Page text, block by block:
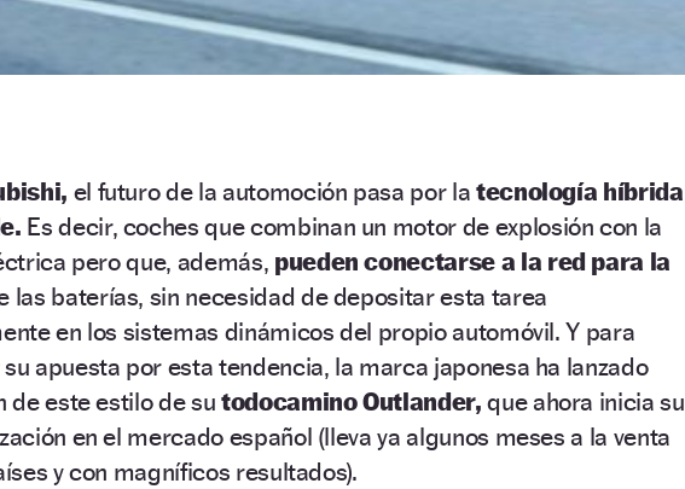
el futuro de la automoción pasa por la tecnología híbrida
Es decir, coches que combinan un motor de explosión con la
pero que, además, pueden conectarse a la red para la
las baterías, sin necesidad de depositar esta tarea
en los sistemas dinámicos del propio automóvil. Y para
apuesta por esta tendencia, la marca japonesa ha lanzado
de este estilo de su todocamino Outlander, que ahora inicia su
en el mercado español (lleva ya algunos meses a la venta
y con magníficos resultados).